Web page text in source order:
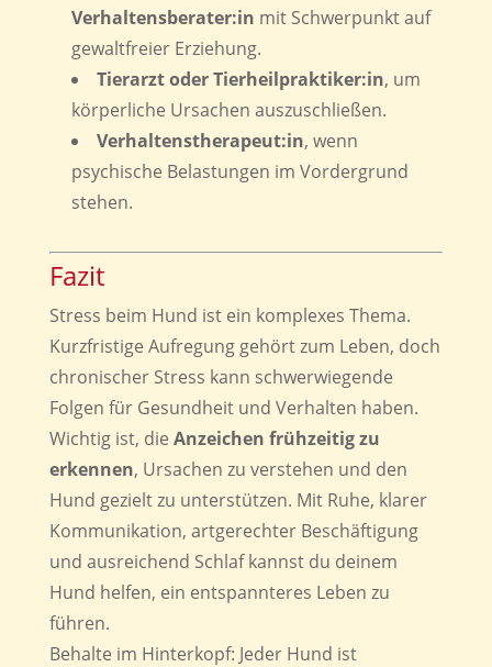
Verhaltensberater:in mit Schwerpunkt auf
gewaltfreier Erziehung.
Tierarzt oder Tierheilpraktiker:in, um
körperliche Ursachen auszuschließen.
Verhaltenstherapeut:in, wenn
psychische Belastungen im Vordergrund
stehen.
Fazit
Stress beim Hund ist ein komplexes Thema.
Kurzfristige Aufregung gehört zum Leben, doch
chronischer Stress kann schwerwiegende
Folgen für Gesundheit und Verhalten haben.
Wichtig ist, die Anzeichen frühzeitig zu
erkennen, Ursachen zu verstehen und den
Hund gezielt zu unterstützen. Mit Ruhe, klarer
Kommunikation, artgerechter Beschäftigung
und ausreichend Schlaf kannst du deinem
Hund helfen, ein entspannteres Leben zu
führen.
Behalte im Hinterkopf: Jeder Hund ist